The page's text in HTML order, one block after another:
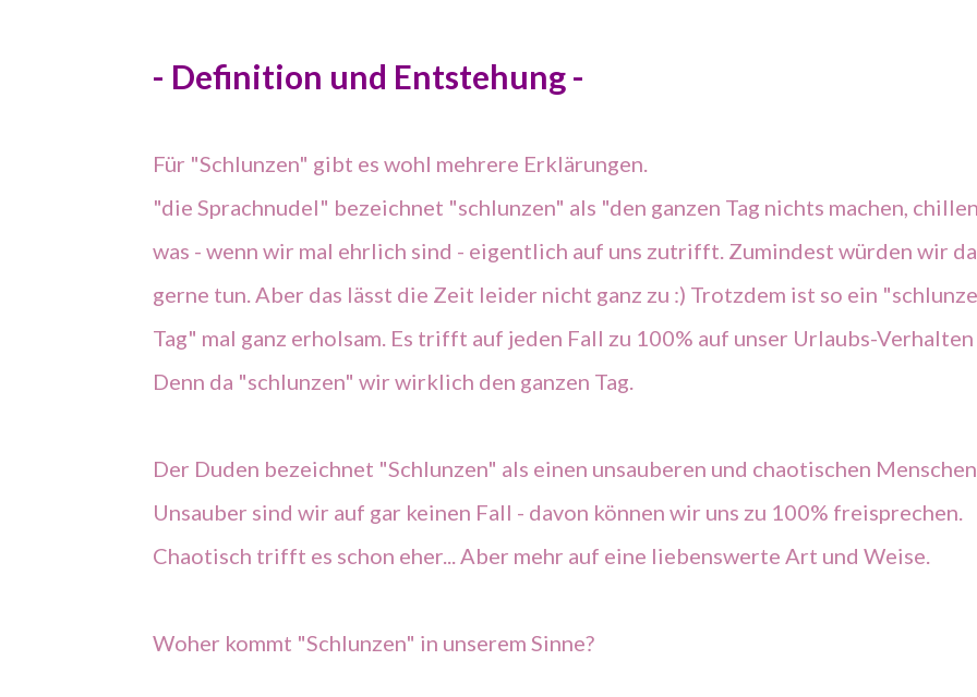
- Definition und Entstehung -
Für "Schlunzen" gibt es wohl mehrere Erklärungen.
"die Sprachnudel" bezeichnet "schlunzen" als "den ganzen Tag nichts machen,
was - wenn wir mal ehrlich sind - eigentlich auf uns zutrifft. Zumindest würden wir
gerne tun. Aber das lässt die Zeit leider nicht ganz zu :) Trotzdem ist so ein
Tag" mal ganz erholsam. Es trifft auf jeden Fall zu 100% auf unser Urlaubs-Verhalten
Denn da "schlunzen" wir wirklich den ganzen Tag.
Der Duden bezeichnet "Schlunzen" als einen unsauberen und chaotischen
Unsauber sind wir auf gar keinen Fall - davon können wir uns zu 100% freisprechen.
Chaotisch trifft es schon eher... Aber mehr auf eine liebenswerte Art und Weise.
Woher kommt "Schlunzen" in unserem Sinne?